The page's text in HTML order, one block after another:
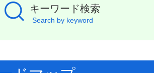
キーワード検索
Search by keyword